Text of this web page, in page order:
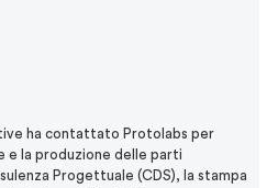
ha contattato Protolabs per
la produzione delle parti
Progettuale (CDS), la stampa